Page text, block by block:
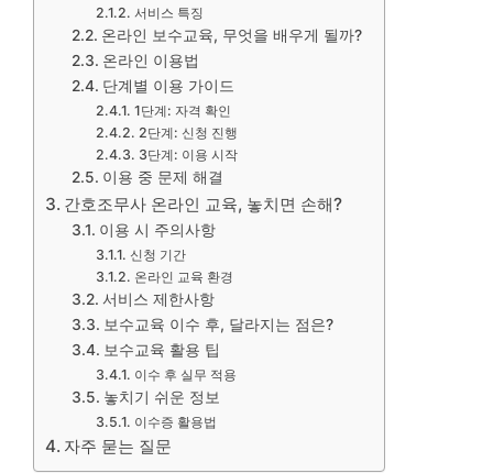
서비스 특징
온라인 보수교육, 무엇을 배우게 될까?
온라인 이용법
단계별 이용 가이드
1단계: 자격 확인
2단계: 신청 진행
3단계: 이용 시작
이용 중 문제 해결
간호조무사 온라인 교육, 놓치면 손해?
이용 시 주의사항
신청 기간
온라인 교육 환경
서비스 제한사항
보수교육 이수 후, 달라지는 점은?
보수교육 활용 팁
이수 후 실무 적용
놓치기 쉬운 정보
이수증 활용법
자주 묻는 질문